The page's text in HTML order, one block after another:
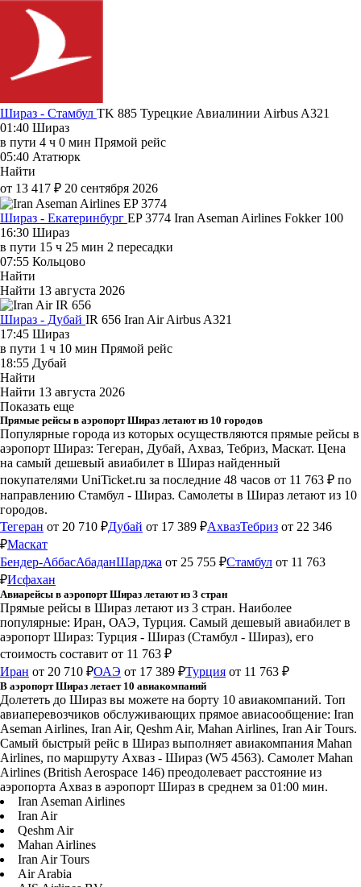
Шираз - Стамбул TK 885 Турецкие Авиалинии Airbus A321
01:40 Шираз
в пути 4 ч 0 мин Прямой рейс
05:40 Ататюрк
Найти
от 13 417 ₽ 20 сентября 2026
Шираз - Екатеринбург EP 3774 Iran Aseman Airlines Fokker 100
16:30 Шираз
в пути 15 ч 25 мин 2 пересадки
07:55 Кольцово
Найти
Найти 13 августа 2026
Шираз - Дубай IR 656 Iran AirAirbus A321
17:45 Шираз
в пути 1 ч 10 мин Прямой рейс
18:55 Дубай
Найти
Найти 13 августа 2026
Показать еще
Прямые рейсы в аэропорт Шираз летают из 10 городов
Популярные города из которых осуществляются прямые рейсы в
аэропорт Шираз: Тегеран, Дубай, Ахваз, Тебриз, Маскат. Цена
на самый дешевый авиабилет в Шираз найденный
покупателями UniTicket.ru за последние 48 часов от 11 763 ₽ по
направлению Стамбул - Шираз. Самолеты в Шираз летают из 10
городов.
Тегеран от 20 710 ₽Дубай от 17 389 ₽АхвазТебриз от 22 346
₽Маскат
Бендер-АббасАбаданШарджа от 25 755 ₽Стамбул от 11 763
₽Исфахан
Авиарейсы в аэропорт Шираз летают из 3 стран
Прямые рейсы в Шираз летают из 3 стран. Наиболее
популярные: Иран, ОАЭ, Турция. Самый дешевый авиабилет в
аэропорт Шираз: Турция - Шираз (Стамбул - Шираз), его
стоимость составит от 11 763 ₽
Иран от 20 710 ₽ОАЭ от 17 389 ₽Турция от 11 763 ₽
В аэропорт Шираз летает 10 авиакомпаний
Долететь до Шираз вы можете на борту 10 авиакомпаний. Топ
авиаперевозчиков обслуживающих прямое авиасообщение: Iran
Aseman Airlines, Iran Air, Qeshm Air, Mahan Airlines, Iran Air Tours.
Самый быстрый рейс в Шираз выполняет авиакомпания Mahan
Airlines, по маршруту Ахваз - Шираз (W5 4563). Самолет Mahan
Airlines (British Aerospace 146) преодолевает расстояние из
аэропорта Ахваз в аэропорт Шираз в среднем за 01:00 мин.
Iran Aseman Airlines
Iran Air
Qeshm Air
Mahan Airlines
Iran Air Tours
Air Arabia